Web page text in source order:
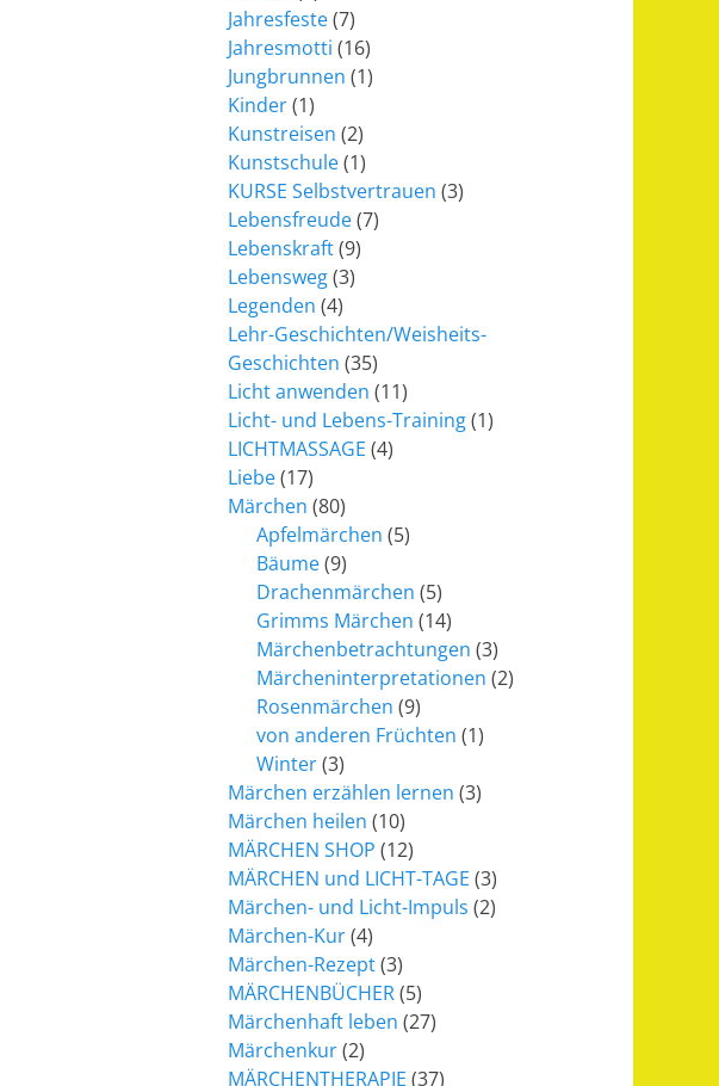
Jahresfeste(7)
Jahresmotti (16)
Jungbrunnen (1)
Kinder(1)
Kunstreisen (2)
Kunstschule(1)
KURSE Selbstvertrauen (3)
Lebensfreude(7)
Lebenskraft(9)
Lebensweg(3)
Legenden (4)
Lehr-Geschichten/Weisheits-
Geschichten (35)
Licht anwenden (11)
Licht- und Lebens-Training(1)
LICHTMASSAGE (4)
Liebe(17)
Märchen (80)
Apfelmärchen (5)
Bäume(9)
Drachenmärchen (5)
Grimms Märchen (14)
Märchenbetrachtungen (3)
Märcheninterpretationen (2)
Rosenmärchen (9)
von anderen Früchten (1)
Winter(3)
Märchen erzählen lernen (3)
Märchen heilen (10)
MÄRCHEN SHOP (12)
MÄRCHEN und LICHT-TAGE (3)
Märchen- und Licht-Impuls (2)
Märchen-Kur(4)
Märchen-Rezept(3)
MÄRCHENBÜCHER(5)
Märchenhaft leben (27)
Märchenkur(2)
MÄRCHENTHERAPIE (37)